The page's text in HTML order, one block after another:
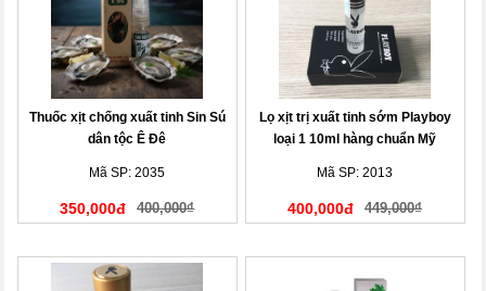
Thuốc xịt chống xuất tinh Sin Sú
dân tộc Ê Đê
Mã SP: 2035
350,000đ 400,000₫
Lọ xịt trị xuất tinh sớm Playboy
loại 1 10ml hàng chuẩn Mỹ
Mã SP: 2013
400,000đ 449,000₫